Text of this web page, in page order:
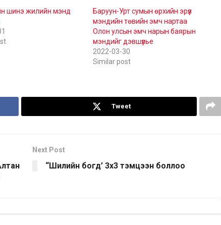
шинэ жилийн мэнд
Баруун-Урт сумын өрхийн эрүүл
мэндийн төвийн эмч нартаа
Олон улсын эмч нарын баярын
мэндийг дэвшүүлье
2022-03-30
Similar post
Tweet
Next Post
“Шилийн богд’ 3х3 тэмцээн боллоо